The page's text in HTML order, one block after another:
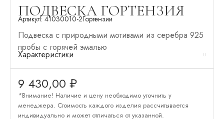
ПОДВЕСКА ГОРТЕНЗИЯ
Артикул: 41030010-2Гортензии
Подвеска с природными мотивами из серебра 925
пробы с горячей эмалью
Характеристики
9 430,00 ₽
*Внимание! Наличие и цену необходимо уточнить у
менеджера. Стоимость каждого изделия рассчитывается
индивидуально и может отличаться от указанной.